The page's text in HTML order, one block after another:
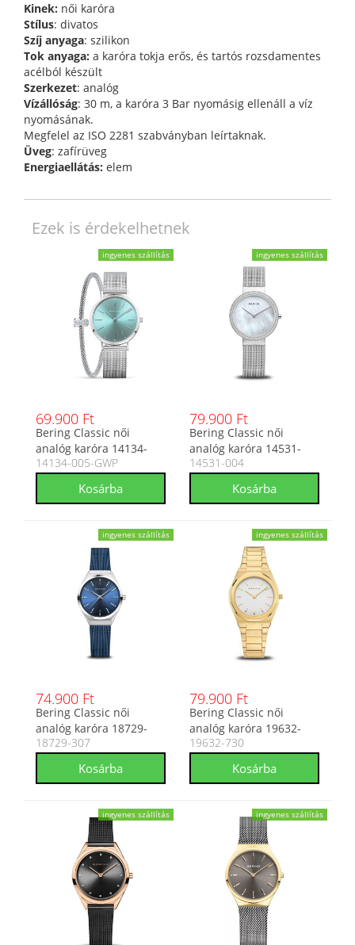
Kinek: női karóra
Stílus: divatos
Szíj anyaga: szilikon
Tok anyaga: a karóra tokja erős, és tartós rozsdamentes
acélból készült
Szerkezet: analóg
Vízállóság: 30 m, a karóra 3 Bar nyomásig ellenáll a víz
nyomásának.
Megfelel az ISO 2281 szabványban leírtaknak.
Üveg: zafírüveg
Energiaellátás: elem
Ezek is érdekelhetnek
ingyenes szállítás
69.900 Ft
Bering Classic női
analóg karóra 14134-
005-GWP
14134-005-GWP
ingyenes szállítás
79.900 Ft
Bering Classic női
analóg karóra 14531-
004
14531-004
ingyenes szállítás
74.900 Ft
Bering Classic női
analóg karóra 18729-
307
18729-307
ingyenes szállítás
79.900 Ft
Bering Classic női
analóg karóra 19632-
730
19632-730
ingyenes szállítás ingyenes szállítás